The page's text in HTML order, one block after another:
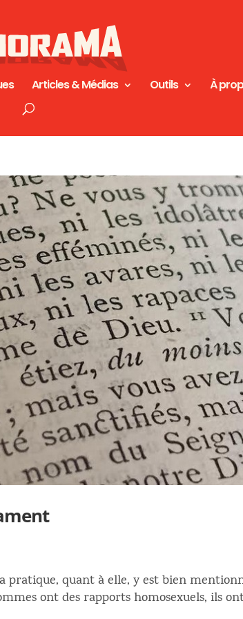
Articles & Médias Outils À
pratique, quant à elle, y est bien
ont des rapports homosexuels, ils